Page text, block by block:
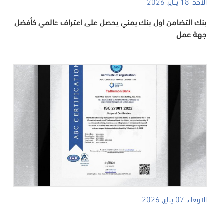
بنك التضامن اول بنك يمني يحصل على اعتراف عالمي كأفضل
جهة عمل
الاربعاء, 07 يناير, 2026